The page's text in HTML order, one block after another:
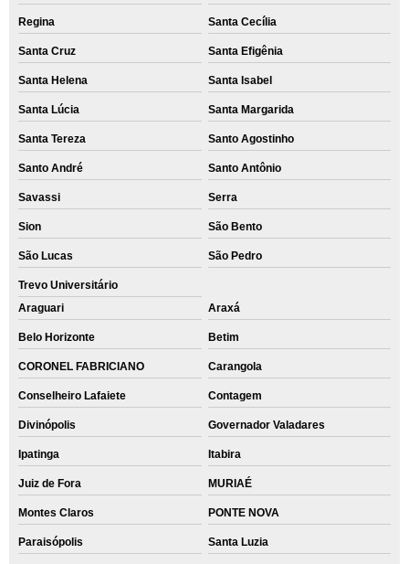
Regina Santa Cecília
Santa Cruz Santa Efigênia
Santa Helena Santa Isabel
Santa Lúcia Santa Margarida
Santa Tereza Santo Agostinho
Santo André Santo Antônio
Savassi Serra
Sion São Bento
São Lucas São Pedro
Trevo Universitário
Araguari
Araxá
Belo Horizonte Betim
CORONEL FABRICIANO Carangola
Conselheiro Lafaiete Contagem
Divinópolis Governador Valadares
Ipatinga Itabira
Juiz de Fora MURIAÉ
Montes Claros PONTE NOVA
Paraisópolis Santa Luzia